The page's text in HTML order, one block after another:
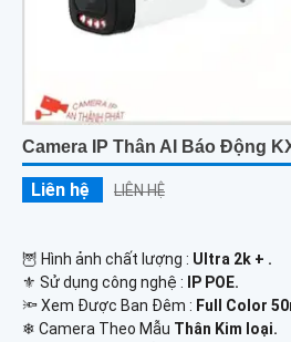
Camera IP Thân AI Báo Động
Liên hệ LIÊN HỆ
🦉 Hình ảnh chất lượng : Ultra 2k + .
⚜️ Sử dụng công nghệ :
IP POE.
🔦 Xem Được Ban Đêm : Full Color
❄ Camera Theo Mẫu Thân Kim loại.